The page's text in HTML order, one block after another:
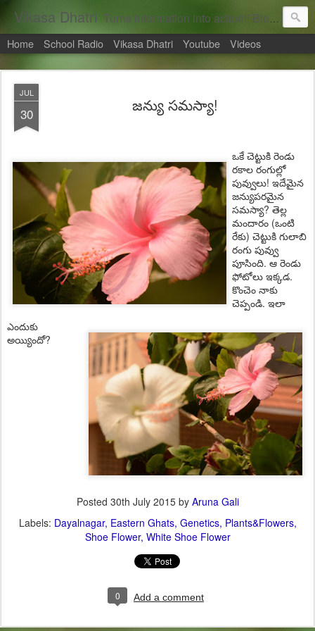
Vikasa Dhatri Turns information into action!! Blogs on Sustainability
Home School Radio Vikasa Dhatri Youtube Videos
JUL
30 జన్యు సమస్యా!
ఒకే చెట్టుకి రెండు
రకాల రంగుల్లో
పువ్వులు! ఇదేమైన
జన్యుపరమైన
సమస్యా? తెల్ల
మందారం (ఒంటి
రేకు) చెట్టుకి గులాబి
రంగు పువ్వు
పూసింది. ఆ రెండు
ఫోటోలు ఇక్కడ.
కొంచెం నాకు
చెప్పండి. ఇలా
ఎందుకు
అయ్యిందో?
Posted 30th July 2015by Aruna Gali
Labels: Dayalnagar Eastern Ghats Genetics Plants&Flowers
Shoe Flower White Shoe Flower
0 Add a comment